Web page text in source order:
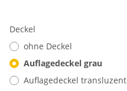
Deckel
ohne Deckel
Auflagedeckel grau
Auflagedeckel transluzent